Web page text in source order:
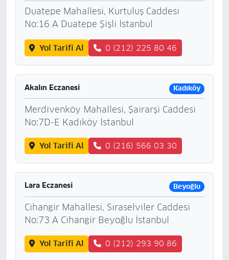
Duatepe Mahallesi, Kurtuluş Caddesi
No:16 A Duatepe Şişli İstanbul
Yol Tarifi Al 0 (212) 225 80 46
Akalın Eczanesi Kadıköy
Merdivenköy Mahallesi, Şairarşi Caddesi
No:7D-E Kadıköy İstanbul
Yol Tarifi Al 0 (216) 566 03 30
Lara Eczanesi Beyoğlu
Cihangir Mahallesi, Sıraselviler Caddesi
No:73 A Cihangir Beyoğlu İstanbul
Yol Tarifi Al 0 (212) 293 90 86